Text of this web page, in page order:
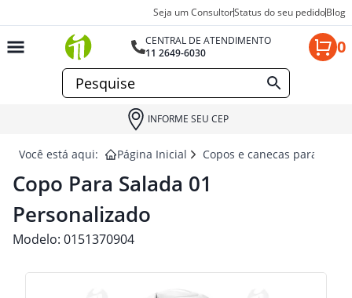
Seja um ConsultorStatus do seu pedidoBlog
CENTRAL DE ATENDIMENTO
11 2649-6030
0
INFORME SEU CEP
Você está aqui: Página Inicial Copos e canecas para
Copo Para Salada 01
Personalizado
Modelo: 0151370904